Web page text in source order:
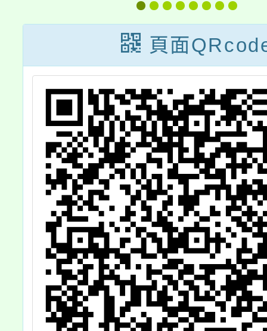
及照片徵件活
動」，歡迎踴躍
投件參加。
1日至
16日
新生
鐵雕
展」
頁面